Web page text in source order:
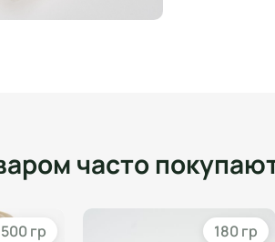
часто
500 гр 180 гр